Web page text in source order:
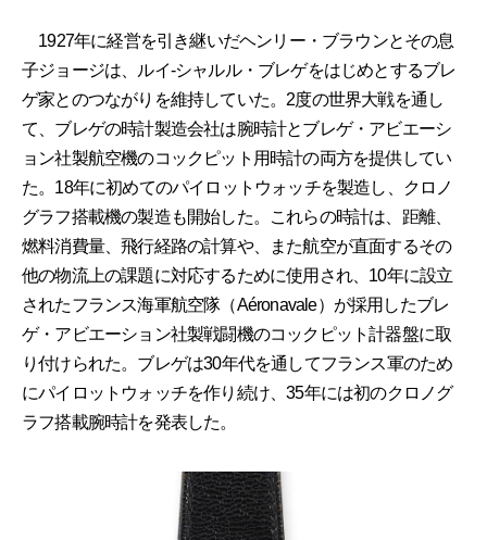
1927年に経営を引き継いだヘンリー・ブラウンとその息
子ジョージは、ルイ-シャルル・ブレゲをはじめとするブレ
ゲ家とのつながりを維持していた。2度の世界大戦を通し
て、ブレゲの時計製造会社は腕時計とブレゲ・アビエーシ
ョン社製航空機のコックピット用時計の両方を提供してい
た。18年に初めてのパイロットウォッチを製造し、クロノ
グラフ搭載機の製造も開始した。これらの時計は、距離、
燃料消費量、飛行経路の計算や、また航空が直面するその
他の物流上の課題に対応するために使用され、10年に設立
されたフランス海軍航空隊（Aéronavale）が採用したブレ
ゲ・アビエーション社製戦闘機のコックピット計器盤に取
り付けられた。ブレゲは30年代を通してフランス軍のため
にパイロットウォッチを作り続け、35年には初のクロノグ
ラフ搭載腕時計を発表した。